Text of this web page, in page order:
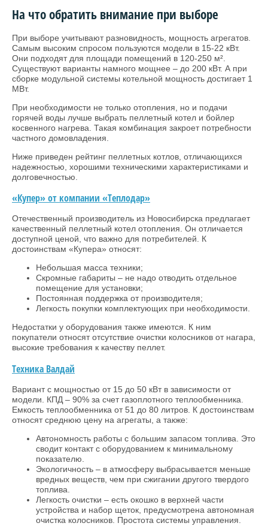
На что обратить внимание при выборе
При выборе учитывают разновидность, мощность агрегатов.
Самым высоким спросом пользуются модели в 15-22 кВт.
Они подходят для площади помещений в 120-250 м².
Существуют варианты намного мощнее – до 200 кВт. А при
сборке модульной системы котельной мощность достигает 1
МВт.
При необходимости не только отопления, но и подачи
горячей воды лучше выбрать пеллетный котел и бойлер
косвенного нагрева. Такая комбинация закроет потребности
частного домовладения.
Ниже приведен рейтинг пеллетных котлов, отличающихся
надежностью, хорошими техническими характеристиками и
долговечностью.
«Купер» от компании «Теплодар»
Отечественный производитель из Новосибирска предлагает
качественный пеллетный котел отопления. Он отличается
доступной ценой, что важно для потребителей. К
достоинствам «Купера» относят:
Небольшая масса техники;
Скромные габариты – не надо отводить отдельное
помещение для установки;
Постоянная поддержка от производителя;
Легкость покупки комплектующих при необходимости.
Недостатки у оборудования также имеются. К ним
покупатели относят отсутствие очистки колосников от нагара,
высокие требования к качеству пеллет.
Техника Валдай
Вариант с мощностью от 15 до 50 кВт в зависимости от
модели. КПД – 90% за счет газоплотного теплообменника.
Емкость теплообменника от 51 до 80 литров. К достоинствам
относят среднюю цену на агрегаты, а также:
Автономность работы с большим запасом топлива. Это
сводит контакт с оборудованием к минимальному
показателю.
Экологичность – в атмосферу выбрасывается меньше
вредных веществ, чем при сжигании другого твердого
топлива.
Легкость очистки – есть окошко в верхней части
устройства и набор щеток, предусмотрена автономная
очистка колосников. Простота системы управления.